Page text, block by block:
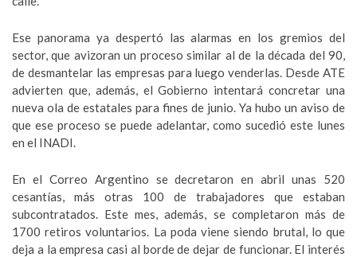
Ese panorama ya despertó las alarmas en los gremios del
sector, que avizoran un proceso similar al de la década del 90,
de desmantelar las empresas para luego venderlas. Desde ATE
advierten que, además, el Gobierno intentará concretar una
nueva ola de estatales para fines de junio. Ya hubo un aviso de
que ese proceso se puede adelantar, como sucedió este lunes
en el INADI.
En el Correo Argentino se decretaron en abril unas 520
cesantías, más otras 100 de trabajadores que estaban
subcontratados. Este mes, además, se completaron más de
1700 retiros voluntarios. La poda viene siendo brutal, lo que
deja a la empresa casi al borde de dejar de funcionar. El interés